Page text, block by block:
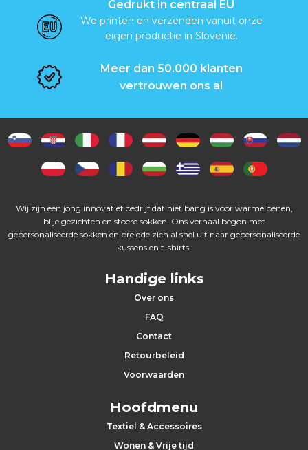
Gedrukt in centraal EU
We printen en verzenden vanuit onze
eigen productie in Slovenië.
Meer dan 50.000 klanten
vertrouwen ons al
Wij zijn een jong innovatief bedrijf dat niet bang is voor warme benen,
blije gezichten en stoere sokken. Ons verhaal begon met
gepersonaliseerde sokken en breidde zich al snel uit naar gepersonaliseerde
kussens en t-shirts.
Handige links
Over ons
FAQ
Contact
Retourbeleid
Voorwaarden
Hoofdmenu
Textiel & Accessoires
Wonen & Vrije tijd